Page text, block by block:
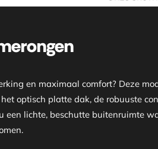
en maximaal comfort? Deze
optisch platte dak, de robuuste
een lichte, beschutte buitenruimte